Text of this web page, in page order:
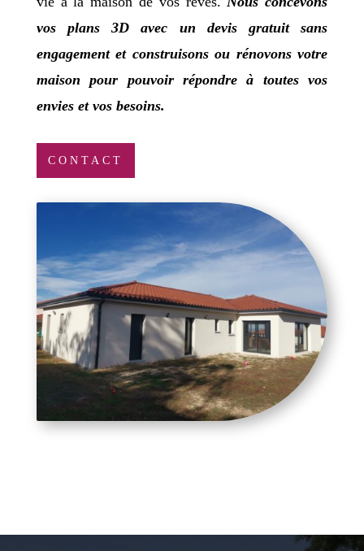
vos plans 3D avec un devis gratuit sans
engagement et construisons ou rénovons votre
maison pour pouvoir répondre à toutes vos
envies et vos besoins.
CONTACT